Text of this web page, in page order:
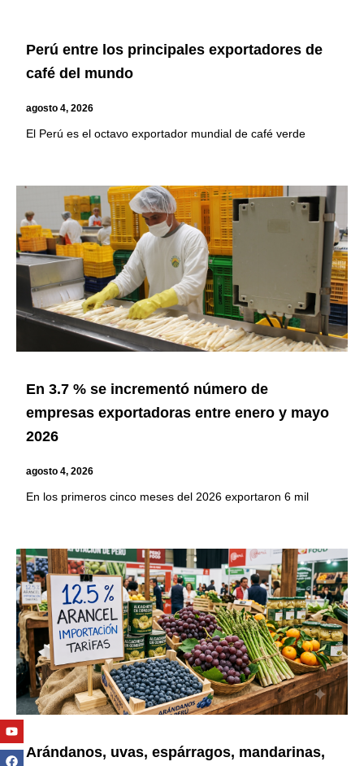
Perú entre los principales exportadores de
café del mundo
agosto 4, 2026
El Perú es el octavo exportador mundial de café verde
En 3.7 % se incrementó número de
empresas exportadoras entre enero y mayo
2026
agosto 4, 2026
En los primeros cinco meses del 2026 exportaron 6 mil
Arándanos, uvas, espárragos, mandarinas,
Youtube
Facebook
Twitter
Linkedin
Instagram